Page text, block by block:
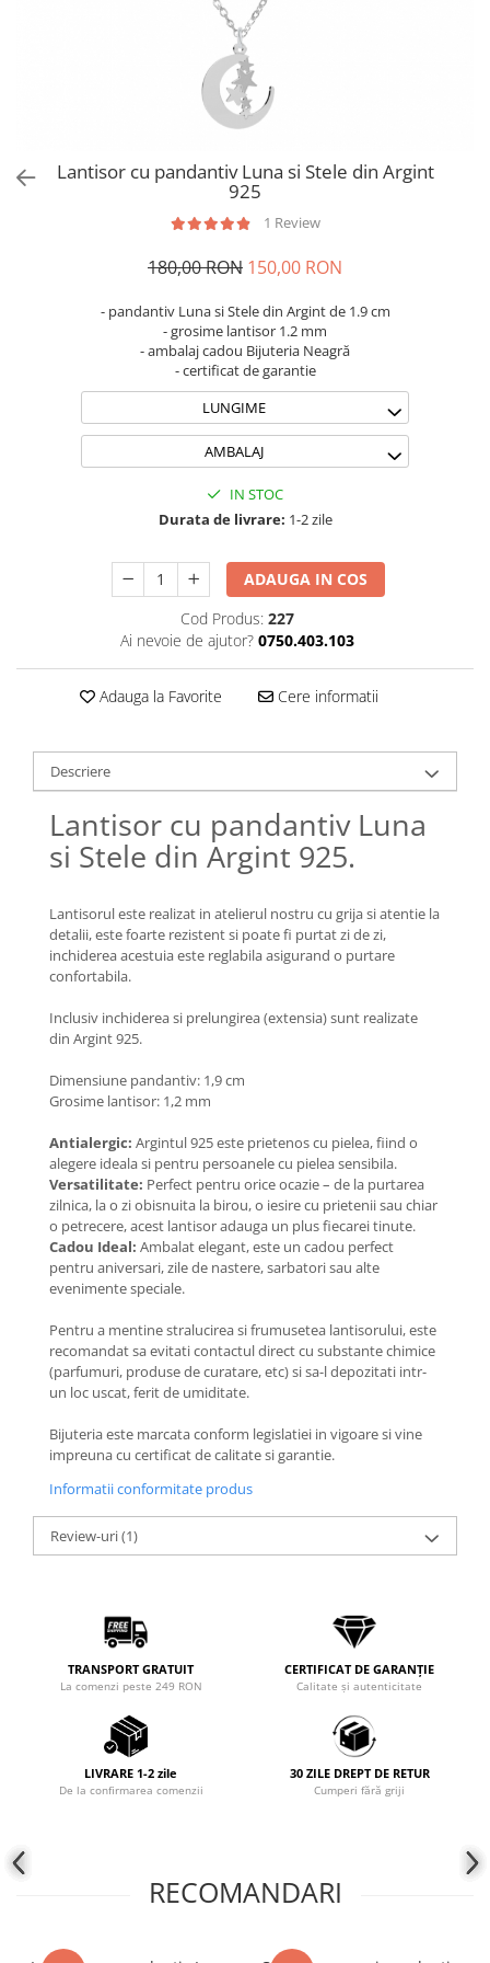
Coliere Transparente cu Stea
Coliere Transparente cu Soare
Coliere Transparente cu Semilună
Coliere Transparente cu Zodii
Coliere Transparente cu Perle
Coliere Transparente cu Flori
Coliere Transparente cu Animale
Coliere Transparente cu Pietre
Coliere Transparente Diverse
LĂNȚIȘOARE ARGINT
Lănțișoare cu Inimioare
Lănțișoare cu Stea
Lănțișoare cu Soare
Lănțișoare cu Molecule
Lănțișoare cu Pietre Naturale
Lănțișoare Argint Diverse
COLIERE CU PERLE
Coliere cu Perle Naturale
COLIERE ȘNUR REGLABIL
Coliere cu Inimioare
Coliere cu Cruce
Coliere cu Stea
Coliere cu Semilună
Coliere cu Zodii
Coliere cu Flori
Coliere cu Molecule
Coliere Diverse
BRĂȚĂRI
BRĂȚĂRI CU ȘNUR REGLABIL
Brățări din Aur cu șnur reglabil
Brățări din Argint cu șnur reglabil
BRĂȚĂRI CU PIETRE SEMIPREȚIOASE
Brățări din Aur cu pietre
semiprețioase
Brățări din Argint cu pietre
semiprețioase
Brățări elastice cu pietre
semiprețioase
BRĂȚĂRI DE PICIOR
Brățări de picior din Argint
COLIERE
Coliere cu mărgele colorate și
Argint
Coliere cu pietre semiprețioase
Brățări din Argint cu pietre
Lantisor cu pandantiv Luna si Stele din Argint
925
1 Review
180,00 RON 150,00 RON
- pandantiv Luna si Stele din Argint de 1.9 cm
- grosime lantisor 1.2 mm
- ambalaj cadou Bijuteria Neagră
- certificat de garantie
LUNGIME
AMBALAJ
IN STOC
Durata de livrare: 1-2 zile
ADAUGA IN COS
Cod Produs: 227
Ai nevoie de ajutor? 0750.403.103
Adauga la Favorite Cere informatii
Descriere
Lantisor cu pandantiv Luna
si Stele din Argint 925.
Lantisorul este realizat in atelierul nostru cu grija si atentie la
detalii, este foarte rezistent si poate fi purtat zi de zi,
inchiderea acestuia este reglabila asigurand o purtare
confortabila.
Inclusiv inchiderea si prelungirea (extensia) sunt realizate
din Argint 925.
Dimensiune pandantiv: 1,9 cm
Grosime lantisor: 1,2 mm
Antialergic: Argintul 925 este prietenos cu pielea, fiind o
alegere ideala si pentru persoanele cu pielea sensibila.
Versatilitate: Perfect pentru orice ocazie – de la purtarea
zilnica, la o zi obisnuita la birou, o iesire cu prietenii sau chiar
o petrecere, acest lantisor adauga un plus fiecarei tinute.
Cadou Ideal: Ambalat elegant, este un cadou perfect
pentru aniversari, zile de nastere, sarbatori sau alte
evenimente speciale.
Pentru a mentine stralucirea si frumusetea lantisorului, este
recomandat sa evitati contactul direct cu substante chimice
(parfumuri, produse de curatare, etc) si sa-l depozitati intr-
un loc uscat, ferit de umiditate.
Bijuteria este marcata conform legislatiei in vigoare si vine
impreuna cu certificat de calitate si garantie.
Informatii conformitate produs
Review-uri(1)
TRANSPORT GRATUIT
La comenzi peste 249 RON
CERTIFICAT DE GARANȚIE
Calitate și autenticitate
LIVRARE 1-2 zile
De la confirmarea comenzii
30 ZILE DREPT DE RETUR
Cumperi fără griji
RECOMANDARI